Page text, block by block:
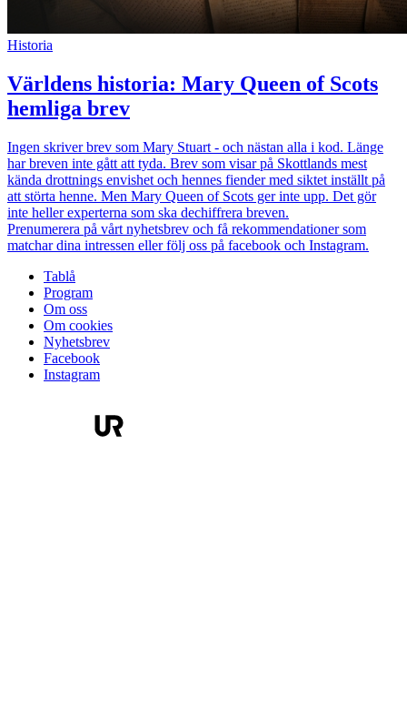
Historia
Världens historia: Mary Queen of Scots
hemliga brev
Ingen skriver brev som Mary Stuart - och nästan alla i kod. Länge
har breven inte gått att tyda. Brev som visar på Skottlands mest
kända drottnings envishet och hennes fiender med siktet inställt på
att störta henne. Men Mary Queen of Scots ger inte upp. Det gör
inte heller experterna som ska dechiffrera breven.
Prenumerera på vårt nyhetsbrev och få rekommendationer som
matchar dina intressen eller följ oss på facebook och Instagram.
Tablå
Program
Om oss
Om cookies
Nyhetsbrev
Facebook
Instagram